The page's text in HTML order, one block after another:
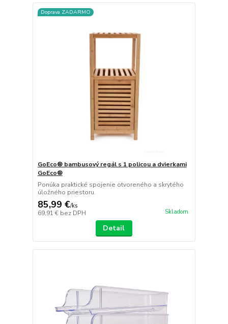
Doprava ZADARMO
GoEco® bambusový regál s 1 policou a dvierkami
GoEco®
Ponúka praktické spojenie otvoreného a skrytého
úložného priestoru.
85,99 €/ks
69,91 € bez DPH Skladom
Detail